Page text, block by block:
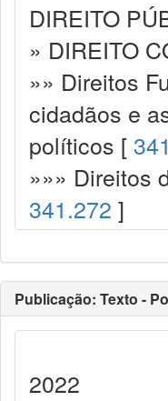
DIREITO
» DIREITO
»» Direitos
cidadãos e
políticos [
»»» Direitos
341.272 ]
Publicação: Texto -
2022